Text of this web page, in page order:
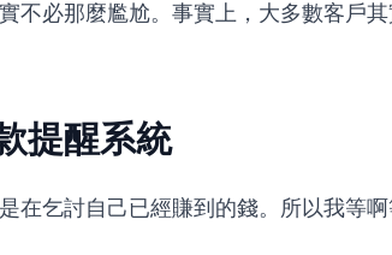
不必那麼尷尬。事實上，大多數客戶
提醒系統
在乞討自己已經賺到的錢。所以我等